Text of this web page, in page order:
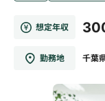
想定年収
勤務地 千葉